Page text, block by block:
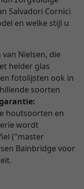
Salvadori Cornici
en welke stijl u
Nielsen, die
helder glas
fotolijsten ook in
soorten
houtsoorten en
wordt
("master
Bainbridge voor